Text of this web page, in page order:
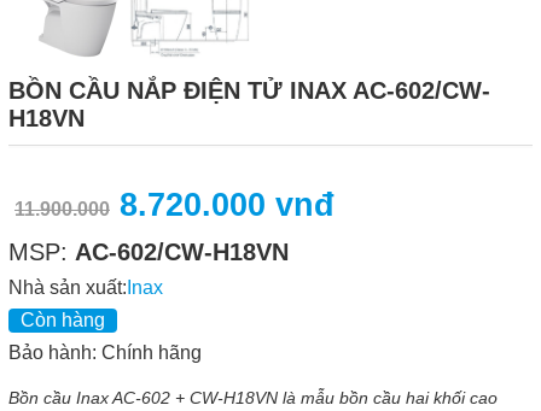
BỒN CẦU NẮP ĐIỆN TỬ INAX AC-602/CW-
H18VN
11.900.000 8.720.000 vnđ
MSP: AC-602/CW-H18VN
Nhà sản xuất: Inax
Còn hàng
Bảo hành: Chính hãng
Bồn cầu Inax AC-602 + CW-H18VN là mẫu bồn cầu hai khối cao